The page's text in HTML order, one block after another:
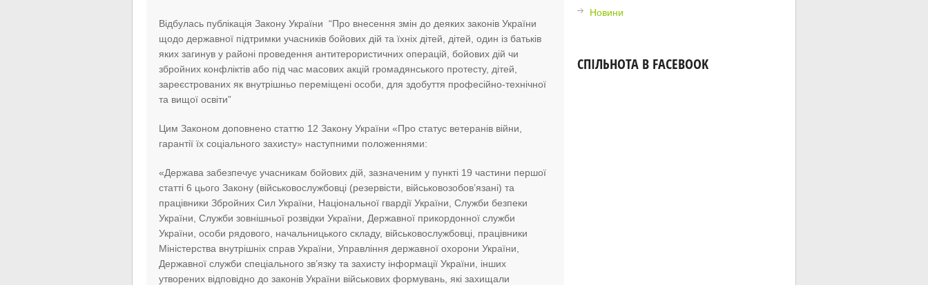
Відбулась публікація Закону України “Про внесення змін до деяких законів України
щодо державної підтримки учасників бойових дій та їхніх дітей, дітей, один із батьків
яких загинув у районі проведення антитерористичних операцій, бойових дій чи
збройних конфліктів або під час масових акцій громадянського протесту, дітей,
зареєстрованих як внутрішньо переміщені особи, для здобуття професійно-технічної
та вищої освіти”
Цим Законом доповнено статтю 12 Закону України «Про статус ветеранів війни,
гарантії їх соціального захисту» наступними положеннями:
«Держава забезпечує учасникам бойових дій, зазначеним у пункті 19 частини першої
статті 6 цього Закону (військовослужбовці (резервісти, військовозобов’язані) та
працівники Збройних Сил України, Національної гвардії України, Служби безпеки
України, Служби зовнішньої розвідки України, Державної прикордонної служби
України, особи рядового, начальницького складу, військовослужбовці, працівники
Міністерства внутрішніх справ України, Управління державної охорони України,
Державної служби спеціального зв’язку та захисту інформації України, інших
утворених відповідно до законів України військових формувань, які захищали
Новини
СПІЛЬНОТА В FACEBOOK